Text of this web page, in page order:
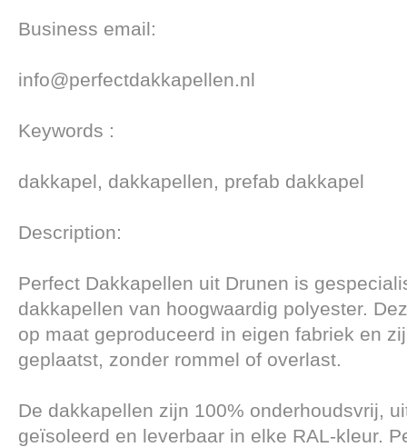
Business email:
info@perfectdakkapellen.nl
Keywords :
dakkapel, dakkapellen, prefab dakkapel
Description:
Perfect Dakkapellen uit Drunen is
dakkapellen van hoogwaardig polyester.
op maat geproduceerd in eigen fabriek en
geplaatst, zonder rommel of overlast.
De dakkapellen zijn 100% onderhoudsvrij,
geïsoleerd en leverbaar in elke RAL-kleur.